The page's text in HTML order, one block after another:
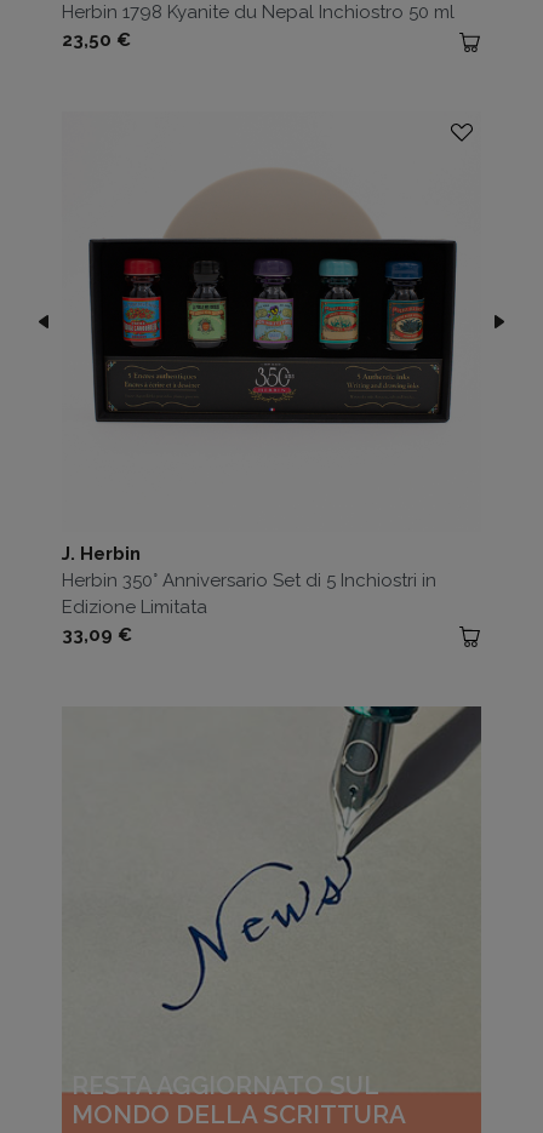
Herbin 1798 Kyanite du Nepal Inchiostro 50 ml
Prezzo
23,50 €
J. Herbin
Herbin 350° Anniversario Set di 5 Inchiostri in
Edizione Limitata
Prezzo
33,09 €
RESTA AGGIORNATO SUL
MONDO DELLA SCRITTURA